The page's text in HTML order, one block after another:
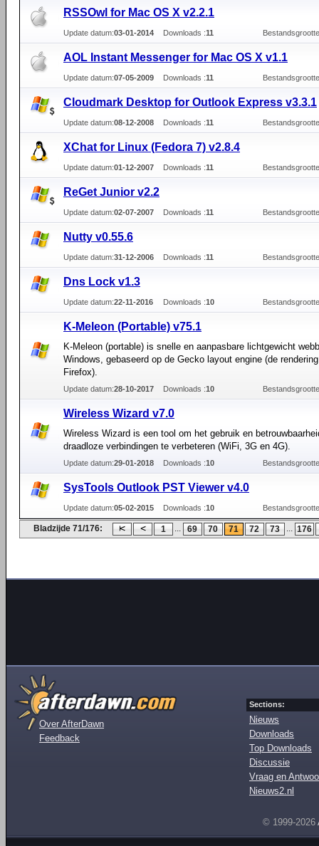
RSSOwl for Mac OS X v2.2.1
Update datum:03-01-2014 Downloads :11
AOL Instant Messenger for Mac OS X v1.1
Update datum:07-05-2009 Downloads :11
Cloudmark Desktop for Outlook Express v3.3.1
Update datum:08-12-2008 Downloads :11
XChat for Linux (Fedora 7) v2.8.4
Update datum:01-12-2007 Downloads :11
ReGet Junior v2.2
Update datum:02-07-2007 Downloads :11
Nutty v0.55.6
Update datum:31-12-2006 Downloads :11
Dns Lock v1.3
Update datum:22-11-2016 Downloads :10
K-Meleon (Portable) v75.1
K-Meleon (portable) is snelle en aanpasbare lichtgewicht
Windows, gebaseerd op de Gecko layout engine (de
Firefox).
Update datum:28-10-2017 Downloads :10
Wireless Wizard v7.0
Wireless Wizard is een tool om het gebruik en
draadloze verbindingen te verbeteren (WiFi, 3G en 4G).
Update datum:29-01-2018 Downloads :10
SysTools Outlook PST Viewer v4.0
Update datum:05-02-2015 Downloads :10
Bladzijde 71/176: 1 ... 69 70 71 72 73 ... 176
Over AfterDawn
Feedback
Sections:
Nieuws
Downloads
Top Downloads
Discussie
Vraag en
Nieuws2.nl
© 1999-2026